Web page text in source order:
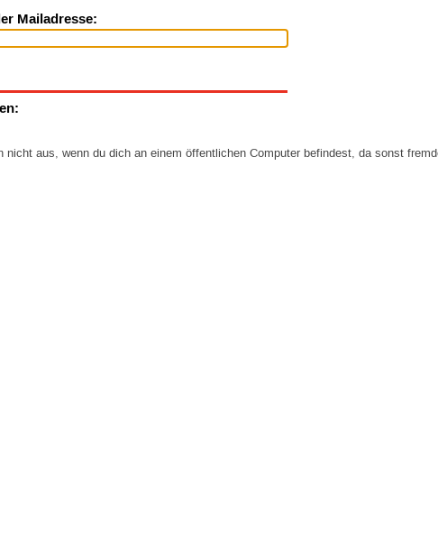
Mailadresse:
nicht aus, wenn du dich an einem öffentlichen Computer befindest, da sonst